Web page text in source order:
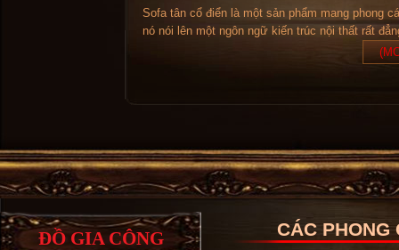
Sofa tân cổ điển là một sản phẩm mang phong
nó nói lên một ngôn ngữ kiến trúc nội thất rất
ĐỒ GIA CÔNG CÁC PHONG